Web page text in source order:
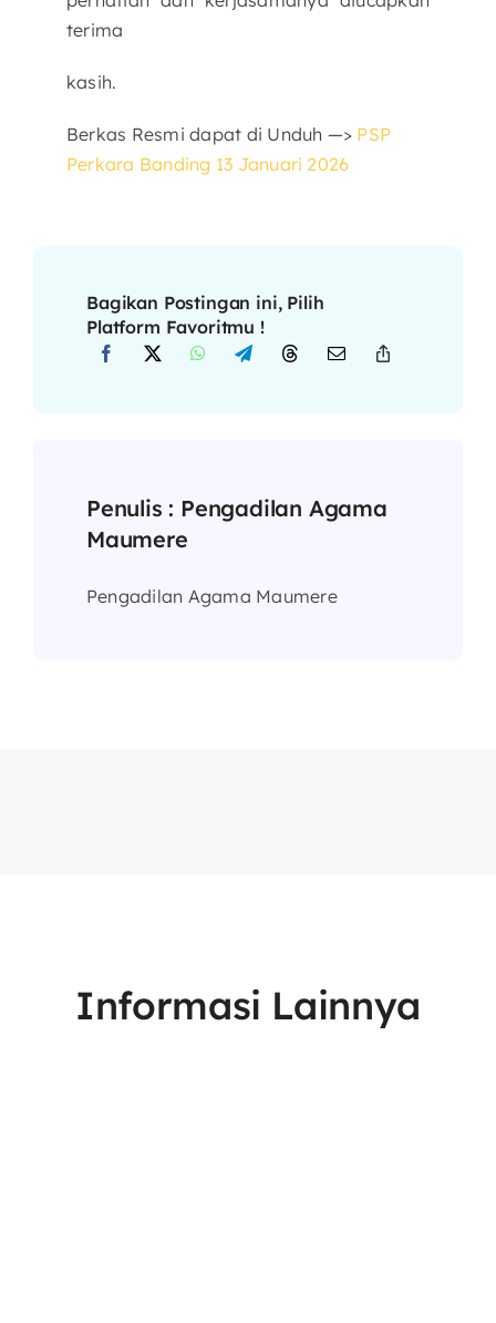
terima
kasih.
Berkas Resmi dapat di Unduh —> PSP
Perkara Banding 13 Januari 2026
Bagikan Postingan ini, Pilih
Platform Favoritmu !
Penulis : Pengadilan Agama
Maumere
Pengadilan Agama Maumere
Informasi Lainnya